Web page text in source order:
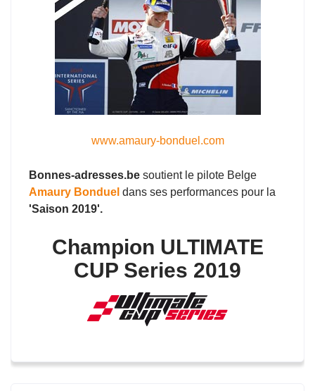
www.amaury-bonduel.com
Bonnes-adresses.be soutient le pilote Belge
Amaury Bonduel dans ses performances pour la
'Saison 2019'.
Champion ULTIMATE
CUP Series 2019